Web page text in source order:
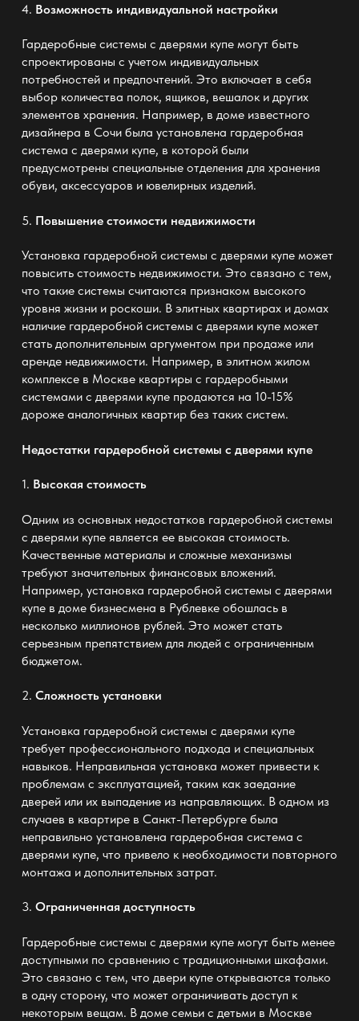
4. Возможность индивидуальной настройки
Гардеробные системы с дверями купе могут быть
спроектированы с учетом индивидуальных
потребностей и предпочтений. Это включает в себя
выбор количества полок, ящиков, вешалок и других
элементов хранения. Например, в доме известного
дизайнера в Сочи была установлена гардеробная
система с дверями купе, в которой были
предусмотрены специальные отделения для хранения
обуви, аксессуаров и ювелирных изделий.
5. Повышение стоимости недвижимости
Установка гардеробной системы с дверями купе может
повысить стоимость недвижимости. Это связано с тем,
что такие системы считаются признаком высокого
уровня жизни и роскоши. В элитных квартирах и домах
наличие гардеробной системы с дверями купе может
стать дополнительным аргументом при продаже или
аренде недвижимости. Например, в элитном жилом
комплексе в Москве квартиры с гардеробными
системами с дверями купе продаются на 10-15%
дороже аналогичных квартир без таких систем.
Недостатки гардеробной системы с дверями купе
1. Высокая стоимость
Одним из основных недостатков гардеробной системы
с дверями купеявляется ее высокая стоимость.
Качественные материалы и сложные механизмы
требуют значительных финансовых вложений.
Например, установка гардеробной системы с дверями
купе в доме бизнесмена в Рублевке обошлась в
несколько миллионов рублей. Это может стать
серьезным препятствием для людей с ограниченным
бюджетом.
2. Сложность установки
Установка гардеробной системы с дверями купе
требует профессионального подхода и специальных
навыков. Неправильная установка может привести к
проблемам с эксплуатацией, таким как заедание
дверей или их выпадение из направляющих. В одном из
случаев в квартире в Санкт-Петербурге была
неправильно установлена гардеробная система с
дверями купе, что привело к необходимости повторного
монтажа и дополнительных затрат.
3. Ограниченная доступность
Гардеробные системы с дверями купе могут быть менее
доступными по сравнению с традиционными шкафами.
Это связано с тем, что двери купе открываются только
в одну сторону, что может ограничивать доступ к
некоторым вещам. В доме семьи с детьми в Москве